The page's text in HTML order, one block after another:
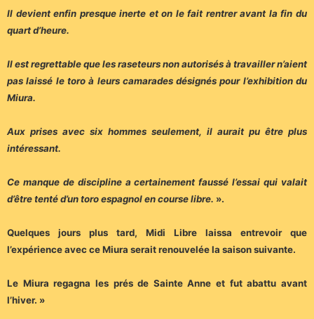
Il devient enfin presque inerte et on le fait rentrer avant la fin du
quart d’heure.
Il est regrettable que les raseteurs non autorisés à travailler n’aient
pas laissé le toro à leurs camarades désignés pour l’exhibition du
Miura.
Aux prises avec six hommes seulement, il aurait pu être plus
intéressant.
Ce manque de discipline a certainement faussé l’essai qui valait
d’être tenté d’un toro espagnol en course libre. ».
Quelques jours plus tard, Midi Libre laissa entrevoir que
l’expérience avec ce Miura serait renouvelée la saison suivante.
Le Miura regagna les prés de Sainte Anne et fut abattu avant
l’hiver. »